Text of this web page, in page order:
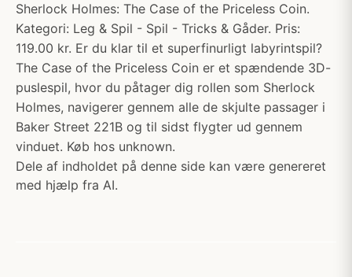
Sherlock Holmes: The Case of the Priceless Coin.
Kategori: Leg & Spil - Spil - Tricks & Gåder. Pris:
119.00 kr. Er du klar til et superfinurligt labyrintspil?
The Case of the Priceless Coin er et spændende 3D-
puslespil, hvor du påtager dig rollen som Sherlock
Holmes, navigerer gennem alle de skjulte passager i
Baker Street 221B og til sidst flygter ud gennem
vinduet. Køb hos unknown.
Dele af indholdet på denne side kan være genereret
med hjælp fra AI.